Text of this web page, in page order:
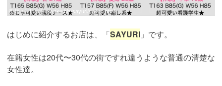
引用：https://yu-waku.biz/sayuri/sp/top.html
はじめに紹介するお店は、「SAYURI 」です。
在籍女性は20代〜30代の街ですれ違うような普通の清楚な
女性達。